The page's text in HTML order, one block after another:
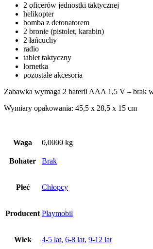
2 oficerów jednostki taktycznej
helikopter
bomba z detonatorem
2 bronie (pistolet, karabin)
2 łańcuchy
radio
tablet taktyczny
lornetka
pozostałe akcesoria
Zabawka wymaga 2 baterii AAA 1,5 V – brak
Wymiary opakowania: 45,5 x 28,5 x 15 cm
Waga 0,0000 kg
Bohater Brak
Płeć Chłopcy
Producent Playmobil
Wiek 4-5 lat, 6-8 lat, 9-12 lat